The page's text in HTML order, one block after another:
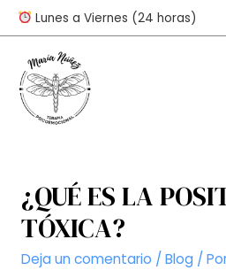
contenido
Lunes a Viernes (24 horas)
¿QUÉ ES LA
TÓXICA?
Deja un comentario / Blog /